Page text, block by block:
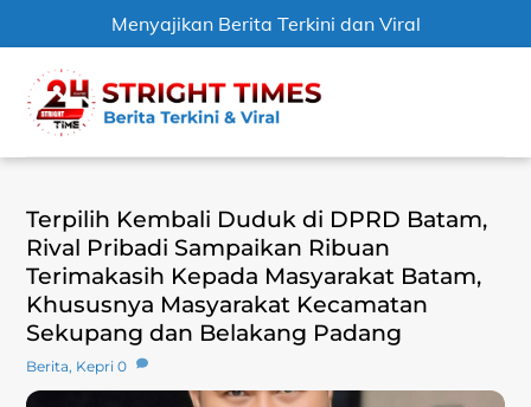
Menyajikan Berita Terkini dan Viral
content
Terpilih Kembali Duduk di DPRD Batam,
Rival Pribadi Sampaikan Ribuan
Terimakasih Kepada Masyarakat Batam,
Khususnya Masyarakat Kecamatan
Sekupang dan Belakang Padang
Berita, Kepri 0